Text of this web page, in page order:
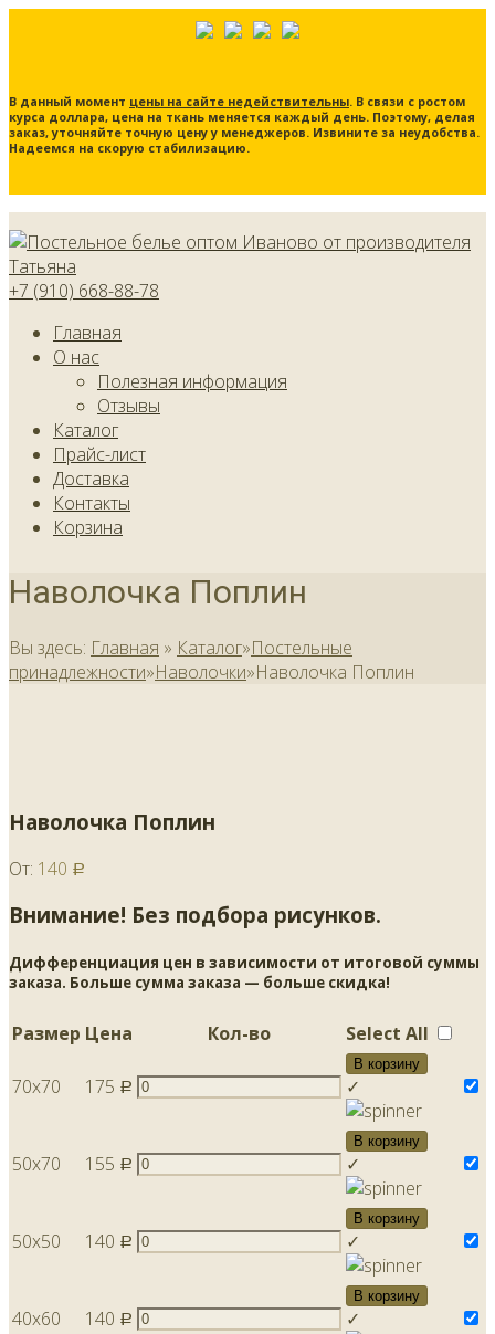
В данный момент цены на сайте недействительны. В связи с ростом
курса доллара, цена на ткань меняется каждый день. Поэтому, делая
заказ, уточняйте точную цену у менеджеров. Извините за неудобства.
Надеемся на скорую стабилизацию.
+7 (910) 668-88-78
Главная
О нас
Полезная информация
Отзывы
Каталог
Прайс-лист
Доставка
Контакты
Корзина
Наволочка Поплин
Вы здесь: Главная » Каталог»Постельные
принадлежности»Наволочки»Наволочка Поплин
Наволочка Поплин
От: 140 Р
Внимание! Без подбора рисунков.
Дифференциация цен в зависимости от итоговой суммы
заказа. Больше сумма заказа — больше скидка!
Размер Цена Кол-во Select All
70x70 175 Р
В корзину
✓
50x70 155 Р
В корзину
✓
50х50 140 Р
В корзину
✓
40х60 140 Р
В корзину
✓